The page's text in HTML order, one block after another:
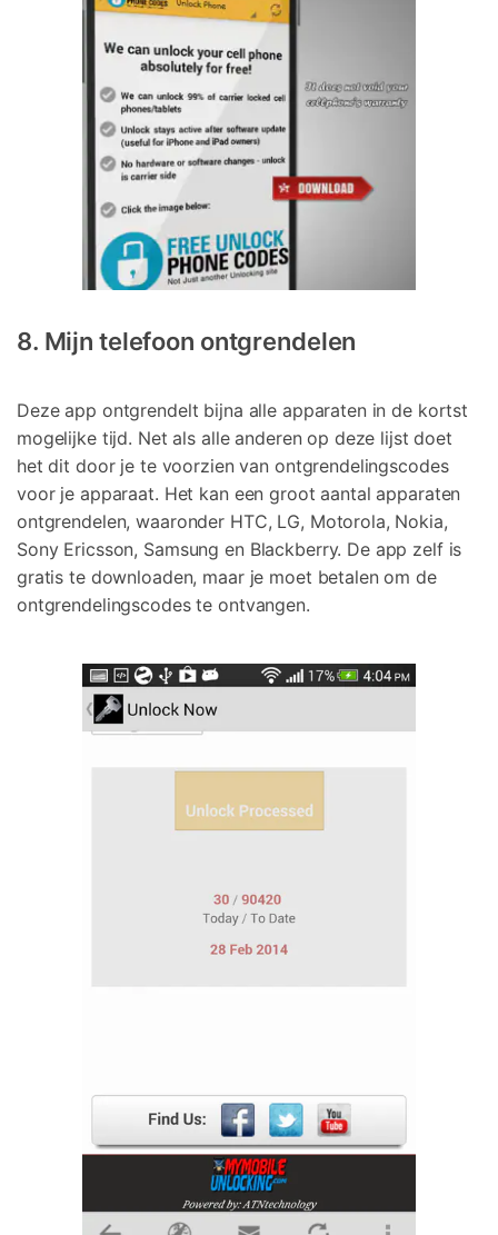
8. Mijn telefoon ontgrendelen
Deze app ontgrendelt bijna alle apparaten in de kortst
mogelijke tijd. Net als alle anderen op deze lijst doet
het dit door je te voorzien van ontgrendelingscodes
voor je apparaat. Het kan een groot aantal apparaten
ontgrendelen, waaronder HTC, LG, Motorola, Nokia,
Sony Ericsson, Samsung en Blackberry. De app zelf is
gratis te downloaden, maar je moet betalen om de
ontgrendelingscodes te ontvangen.